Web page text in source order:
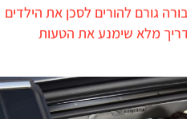
גורם להורים לסכן את הילדים
מלא שימנע את הטעות